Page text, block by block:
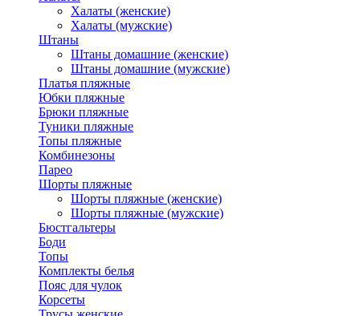
Халаты (женские)
Халаты (мужские)
Штаны
Штаны домашние (женские)
Штаны домашние (мужские)
Платья пляжные
Юбки пляжные
Брюки пляжные
Туники пляжные
Топы пляжные
Комбинезоны
Парео
Шорты пляжные
Шорты пляжные (женские)
Шорты пляжные (мужские)
Бюстгальтеры
Боди
Топы
Комплекты белья
Пояс для чулок
Корсеты